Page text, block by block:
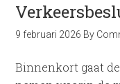
9 februari 2026 By
Binnenkort gaat